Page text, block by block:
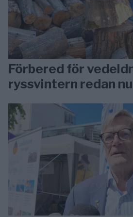
Förbered för
ryssvintern redan nu